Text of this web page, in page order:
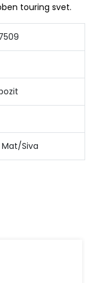
touring svet.
Siva